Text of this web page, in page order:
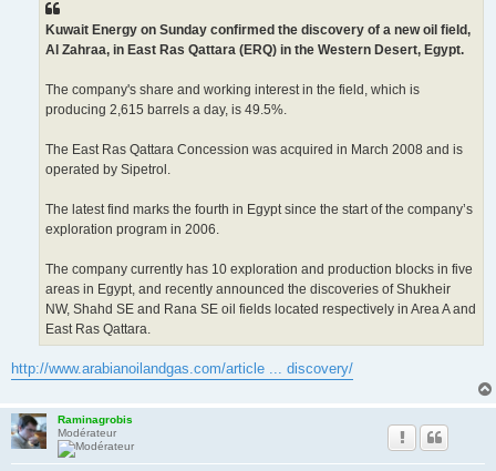
Kuwait Energy on Sunday confirmed the discovery of a new oil field,
Al Zahraa, in East Ras Qattara (ERQ) in the Western Desert, Egypt.
The company's share and working interest in the field, which is
producing 2,615 barrels a day, is 49.5%.
The East Ras Qattara Concession was acquired in March 2008 and is
operated by Sipetrol.
The latest find marks the fourth in Egypt since the start of the company’s
exploration program in 2006.
The company currently has 10 exploration and production blocks in five
areas in Egypt, and recently announced the discoveries of Shukheir
NW, Shahd SE and Rana SE oil fields located respectively in Area A and
East Ras Qattara.
http://www.arabianoilandgas.com/article ... discovery/
Raminagrobis
Modérateur